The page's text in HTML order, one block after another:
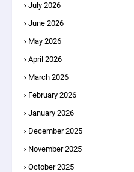
July 2026
June 2026
May 2026
April 2026
March 2026
February 2026
January 2026
December 2025
November 2025
October 2025